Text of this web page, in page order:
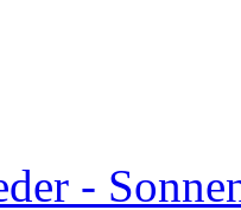
-